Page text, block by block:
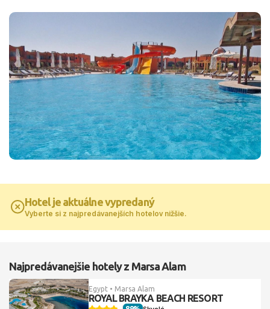
Hotel je aktuálne vypredaný
Vyberte si z najpredávanejších hotelov nižšie.
Najpredávanejšie hotely z Marsa Alam
Egypt • Marsa Alam
ROYAL BRAYKA BEACH RESORT